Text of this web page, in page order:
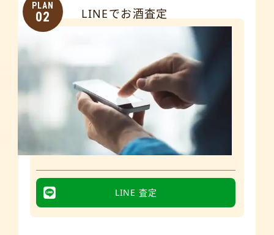
PLAN
02 LINEでお酒査定
LINE 査定